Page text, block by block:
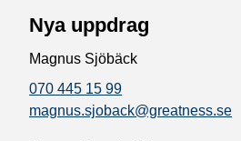
Nya uppdrag
Magnus Sjöbäck
070 445 15 99
magnus.sjoback@greatness.se